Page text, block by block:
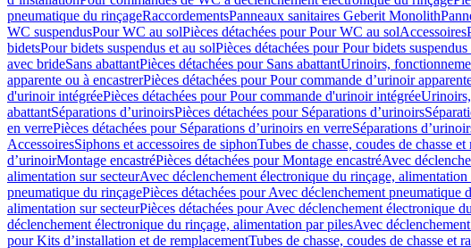
pneumatique du rinçageRaccordementsPanneaux sanitaires Geberit Monolith
WC suspendusPour WC au solPièces détachées pour Pour WC au solAccessoires
bidetsPour bidets suspendus et au solPièces détachées pour Pour bidets suspendus
avec brideSans abattantPièces détachées pour Sans abattantUrinoirs,
apparente ou à encastrerPièces détachées pour Pour commande d’urinoir
d'urinoir intégréePièces détachées pour Pour commande d'urinoir intégrée
abattantSéparations d’urinoirsPièces détachées pour Séparations d’urinoirs
en verrePièces détachées pour Séparations d’urinoirs en verreSéparations
AccessoiresSiphons et accessoires de siphonTubes de chasse, coudes de chasse et
dʼurinoirMontage encastréPièces détachées pour Montage encastréAvec
alimentation sur secteurAvec déclenchement électronique du rinçage, alimentation
pneumatique du rinçagePièces détachées pour Avec déclenchement pneumatique
alimentation sur secteurPièces détachées pour Avec déclenchement électronique
déclenchement électronique du rinçage, alimentation par pilesAvec
pour Kits d’installation et de remplacementTubes de chasse, coudes de chasse et